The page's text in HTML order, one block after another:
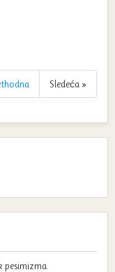
Sledeća »